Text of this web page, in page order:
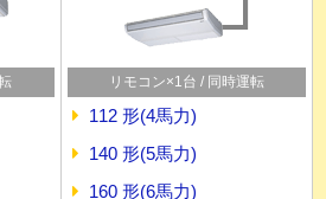
リモコン×1台 / 同時運転
112 形(4馬力)
140 形(5馬力)
160 形(6馬力)